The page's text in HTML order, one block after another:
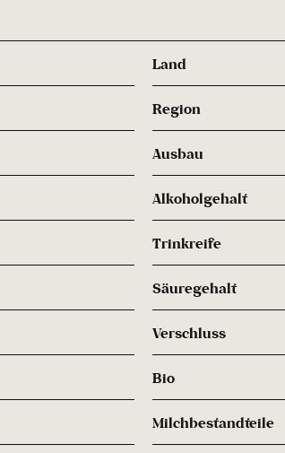
Land
Region
Ausbau
Alkoholgehalt
Trinkreife
Säuregehalt
Verschluss
Bio
Milchbestandteile